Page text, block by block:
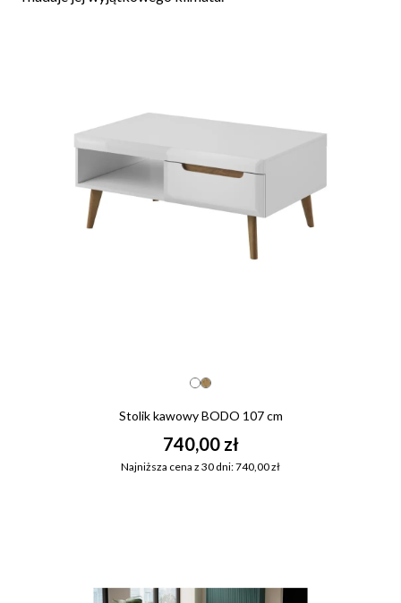
Stolik kawowy BODO 107 cm
740,00 zł
Najniższa cena z 30 dni: 740,00 zł